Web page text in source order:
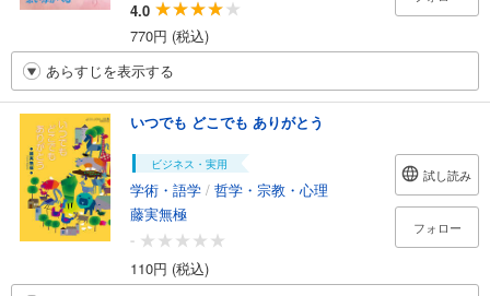
4.0
770円 (税込)
あらすじを表示する
いつでも どこでも ありがとう
ビジネス・実用
学術・語学 / 哲学・宗教・心理
藤実無極
-
110円 (税込)
試し読み
フォロー